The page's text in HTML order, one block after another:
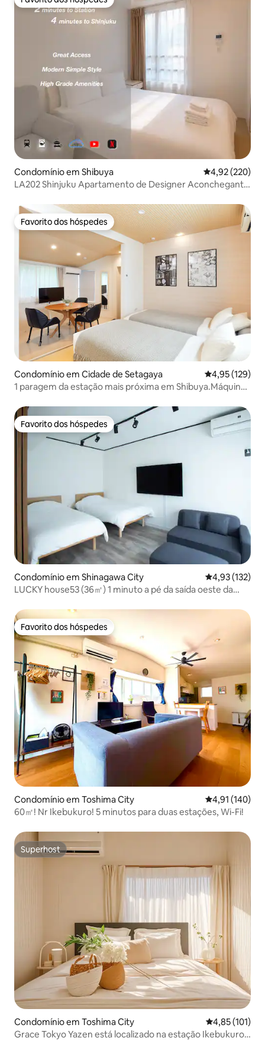
Favorito dos hóspedes
Condomínio em Shibuya Classificação
4,92 (220)
LA202 Shinjuku Apartamento de Designer Aconchegante
Favorito dos hóspedes
Favorito dos hóspedes
Condomínio em Cidade de Setagaya Classificação
4,95 (129)
1 paragem da estação mais próxima em Shibuya.Máquina
direto a Omotesando e Skytree
Favorito dos hóspedes
Favorito dos hóspedes
Condomínio em Shinagawa City Classificação
4,93 (132)
LUCKY house53 (36㎡) 1 minuto a pé da saída oeste da
Favorito dos hóspedes
Favorito dos hóspedes
Condomínio em Toshima City Classificação
4,91 (140)
60㎡! Nr Ikebukuro! 5 minutos para duas estações, Wi-Fi!
Superhost
Superhost
Condomínio em Toshima City Classificação
4,85 (101)
Grace Tokyo Yazen está localizado na estação Ikebukuro ·